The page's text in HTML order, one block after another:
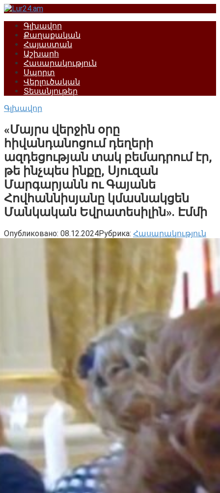
Перейти
контентуԳլխավոր
Քաղաքական
Հայաստան
Աշխարհ
Հասարակություն
Սպորտ
Վերլուծական
Տեսանյութեր
Գլխավոր
«Մայրս վերջին օրը
հիվանդանոցում դեղերի
ազդեցության տակ բեմադրում էր,
թե ինչպես ինքը, Սյուզան
Մարգարյանն ու Գայանե
Հովհաննիսյանը կմասնակցեն
Մանկական Եվրատեսիլին». Էմմի
Опубликовано: 08.12.2024Рубрика: Հասարակություն